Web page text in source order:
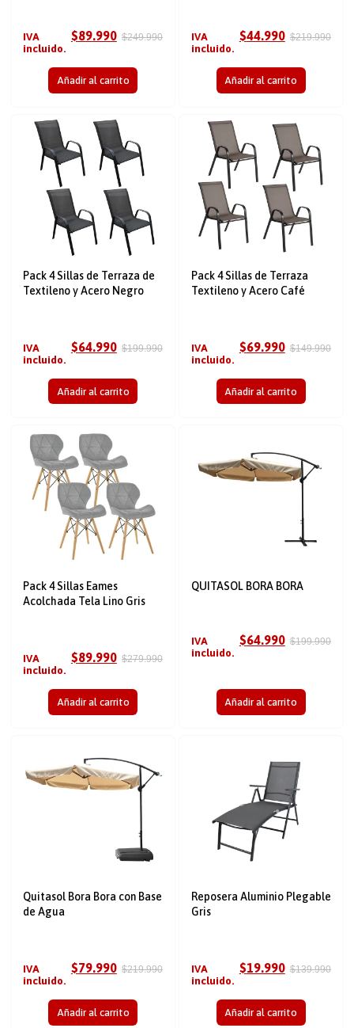
$249.990
$89.990
IVA
incluido.
Añadir al carrito
$219.990
$44.990
IVA
incluido.
Añadir al carrito
Pack 4 Sillas de Terraza de
Textileno y Acero Negro
$199.990
$64.990
IVA
incluido.
Añadir al carrito
Pack 4 Sillas de Terraza
Textileno y Acero Café
$149.990
$69.990
IVA
incluido.
Añadir al carrito
Pack 4 Sillas Eames
Acolchada Tela Lino Gris
$279.990
$89.990
IVA
incluido.
Añadir al carrito
QUITASOL BORA BORA
$199.990
$64.990
IVA
incluido.
Añadir al carrito
Quitasol Bora Bora con Base
de Agua
$219.990
$79.990
IVA
incluido.
Añadir al carrito
Reposera Aluminio Plegable
Gris
$139.990
$19.990
IVA
incluido.
Añadir al carrito